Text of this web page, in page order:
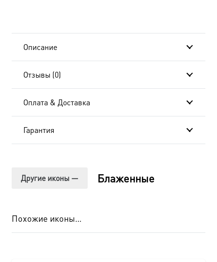
Описание
Отзывы (0)
Оплата & Доставка
Гарантия
Другие иконы — Блаженные
Похожие иконы…